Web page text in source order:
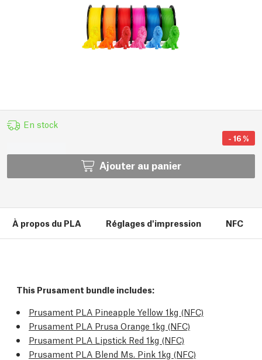
En stock
- 16%
Ajouter au panier
À propos du PLA Réglages d'impression NFC
This Prusament bundle includes:
Prusament PLA Pineapple Yellow 1kg (NFC)
Prusament PLA Prusa Orange 1kg (NFC)
Prusament PLA Lipstick Red 1kg (NFC)
Prusament PLA Blend Ms. Pink 1kg (NFC)